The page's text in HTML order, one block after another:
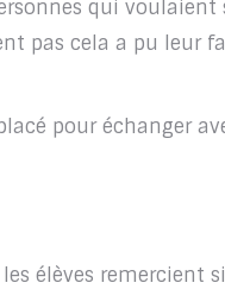
qui
pas cela a pu leur
pour échanger
élèves